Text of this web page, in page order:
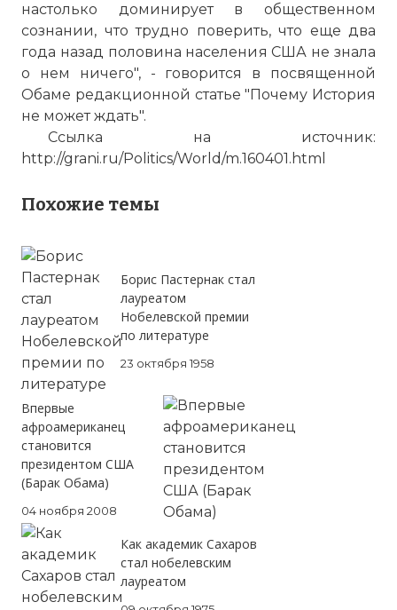
настолько доминирует в общественном
сознании, что трудно поверить, что еще два
года назад половина населения США не знала
о нем ничего", - говорится в посвященной
Обаме редакционной статье "Почему История
не может ждать".
Ссылка на источник:
http://grani.ru/Politics/World/m.160401.html
Похожие темы
Борис Пастернак стал
лауреатом
Нобелевской премии
по литературе
23 октября 1958
Впервые
афроамериканец
становится
президентом США
(Барак Обама)
04 ноября 2008
Как академик Сахаров
стал нобелевским
лауреатом
☓